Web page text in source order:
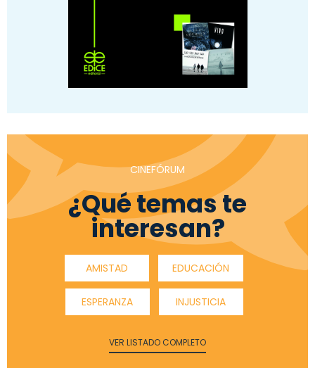
CINEFÓRUM
¿Qué temas te
interesan?
AMISTAD EDUCACIÓN
ESPERANZA INJUSTICIA
VER LISTADO COMPLETO